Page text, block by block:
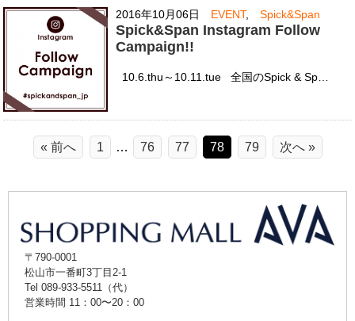
2016年10月06日 EVENT, Spick&Span
Spick&Span Instagram Follow
Campaign!!
10.6.thu～10.11.tue 全国のSpick & Sp…
« 前へ 1 … 76 77 78 79 次へ »
〒790-0001
松山市一番町3丁目2-1
Tel 089-933-5511（代）
営業時間 11：00〜20：00